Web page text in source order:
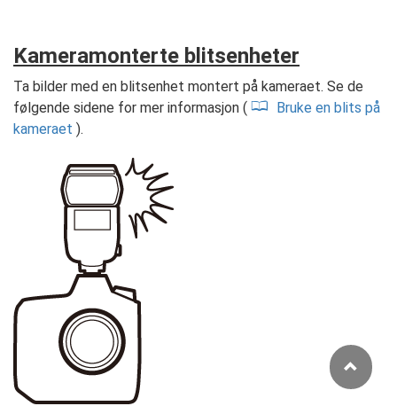
Kameramonterte blitsenheter
Ta bilder med en blitsenhet montert på kameraet. Se de
følgende sidene for mer informasjon (
Bruke en blits på
kameraet ).